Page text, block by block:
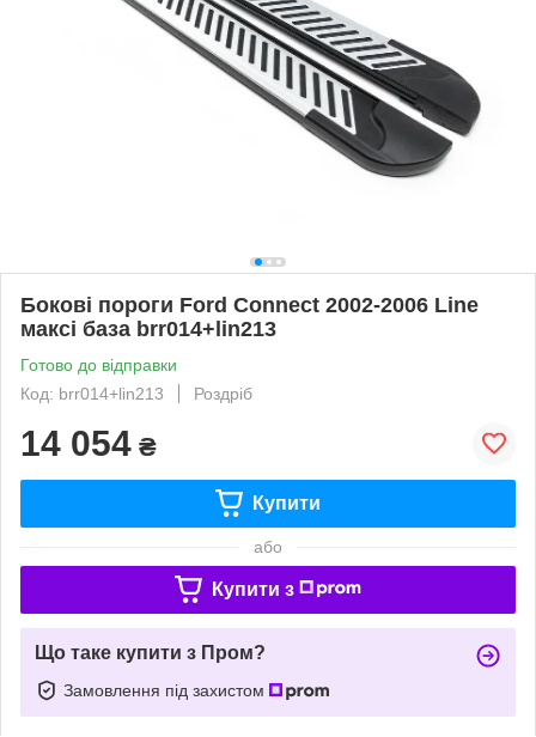
Бокові пороги Ford Connect 2002-2006 Line
максі база brr014+lin213
Готово до відправки
Код: brr014+lin213
Роздріб
14 054 ₴
Купити
або
Купити з
Що таке купити з Пром?
Замовлення під захистом